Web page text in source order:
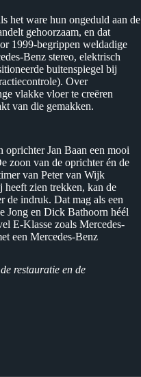
het ware hun ongeduld aan de
gehoorzaam, en dat
1999-begrippen weldadige
Benz stereo, elektrisch
buitenspiegel bij
Over
vlakke vloer te creëren
van die gemakken.
Jan Baan een mooi
zoon van de oprichter én de
van Peter van Wijk
heeft zien trekken, kan de
de indruk. Dat mag als een
Jong en Dick Bathoorn héél
E-Klasse zoals Mercedes-
een Mercedes-Benz
restauratie en de